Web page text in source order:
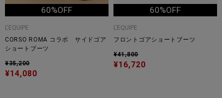
60%OFF
L'EQUIPE
CORSO ROMA コラボ サイドゴア
ショートブーツ
¥35,200
¥14,080
60%OFF
L'EQUIPE
フロントゴアショートブーツ
¥41,800
¥16,720